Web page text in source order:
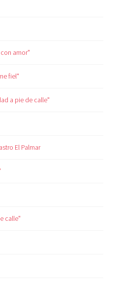
amor"
fiel"
a pie de calle"
El Palmar
calle"